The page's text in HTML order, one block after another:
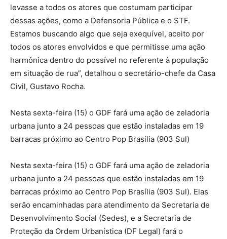
levasse a todos os atores que costumam participar
dessas ações, como a Defensoria Pública e o STF.
Estamos buscando algo que seja exequível, aceito por
todos os atores envolvidos e que permitisse uma ação
harmônica dentro do possível no referente à população
em situação de rua”, detalhou o secretário-chefe da Casa
Civil, Gustavo Rocha.
Nesta sexta-feira (15) o GDF fará uma ação de zeladoria
urbana junto a 24 pessoas que estão instaladas em 19
barracas próximo ao Centro Pop Brasília (903 Sul)
Nesta sexta-feira (15) o GDF fará uma ação de zeladoria
urbana junto a 24 pessoas que estão instaladas em 19
barracas próximo ao Centro Pop Brasília (903 Sul). Elas
serão encaminhadas para atendimento da Secretaria de
Desenvolvimento Social (Sedes), e a Secretaria de
Proteção da Ordem Urbanística (DF Legal) fará o